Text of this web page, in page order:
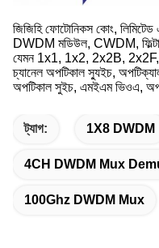
জিজিহি ফোটোনিকস কোং,
DWDM মডিউল, CWDM,
যেমন 1x1, 1x2, 2x2B, 2x2F,
চ্যানেল অপটিকাল স্যুইচ,
অপটিকাল সুইচ, এমইএম ভিওএ,
ট্যাগ: 1X8 DWDM
4CH DWDM Mux
100Ghz DWDM Mux